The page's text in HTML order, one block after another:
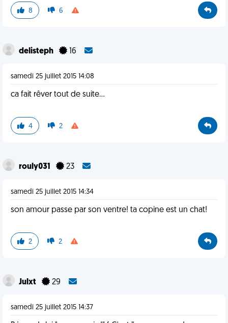
8 6
delisteph 16
samedi 25 juillet 2015 14:08
ca fait rêver tout de suite...
4 2
rouly031 23
samedi 25 juillet 2015 14:34
son amour passe par son ventre! ta copine est un chat!
2 2
Julxt 29
samedi 25 juillet 2015 14:37